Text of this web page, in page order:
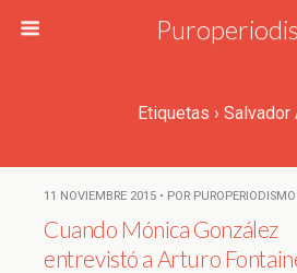
Etiquetas › Salvador
11 NOVIEMBRE 2015 • POR PUROPERIODISMO
Cuando Mónica González
entrevistó a Arturo